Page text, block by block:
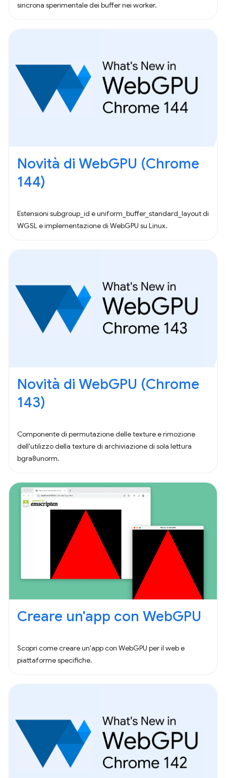
sincrona sperimentale dei buffer nei worker.
Novità di WebGPU (Chrome
144)
Estensioni subgroup_id e uniform_buffer_standard_layout di
WGSL e implementazione di WebGPU su Linux.
Novità di WebGPU (Chrome
143)
Componente di permutazione delle texture e rimozione
dell'utilizzo della texture di archiviazione di sola lettura
bgra8unorm.
Creare un'app con WebGPU
Scopri come creare un'app con WebGPU per il web e
piattaforme specifiche.